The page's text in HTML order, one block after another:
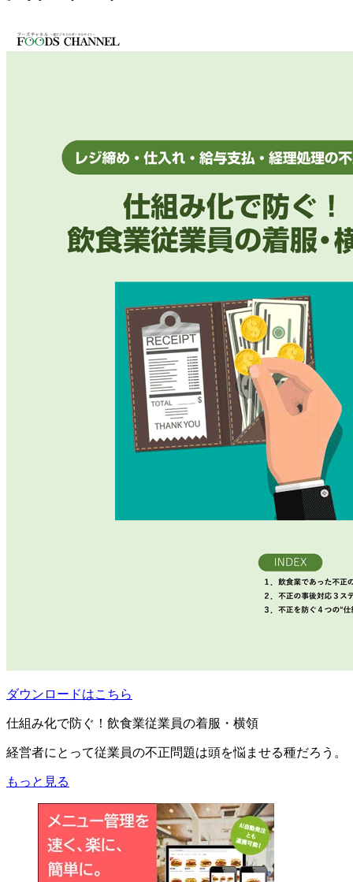
ダウンロードはこちら
仕組み化で防ぐ！飲食業従業員の着服・横領
経営者にとって従業員の不正問題は頭を悩ませる種だろう。
もっと見る